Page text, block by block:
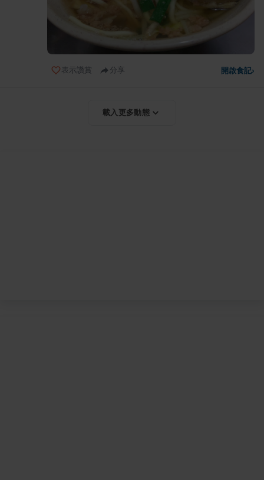
表示讚賞 分享 開啟食記›
載入更多動態